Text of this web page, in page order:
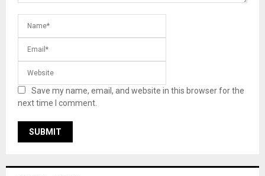
Save my name, email, and website in this browser for the
next time I comment.